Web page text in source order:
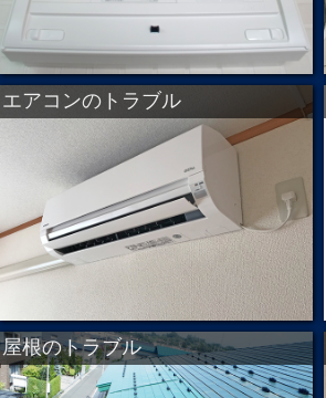
エアコンのトラブル
屋根のトラブル